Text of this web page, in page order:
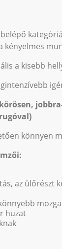
a kisebb
könnyen
az ülőrészt
huzat